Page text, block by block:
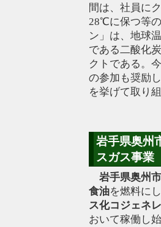
間は、社員に
28℃に保つ等
ン」は、地球
である二酸化
クトである。
の参加も奨励
を挙げて取り
岩手県奥州
スガス事業
岩手県奥州市
食油を燃料に
ス化コジェネ
おいて稼働し